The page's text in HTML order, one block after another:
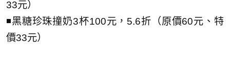
33元）
◾黑糖珍珠撞奶3杯100元，5.6折（原價60元、特
價33元）